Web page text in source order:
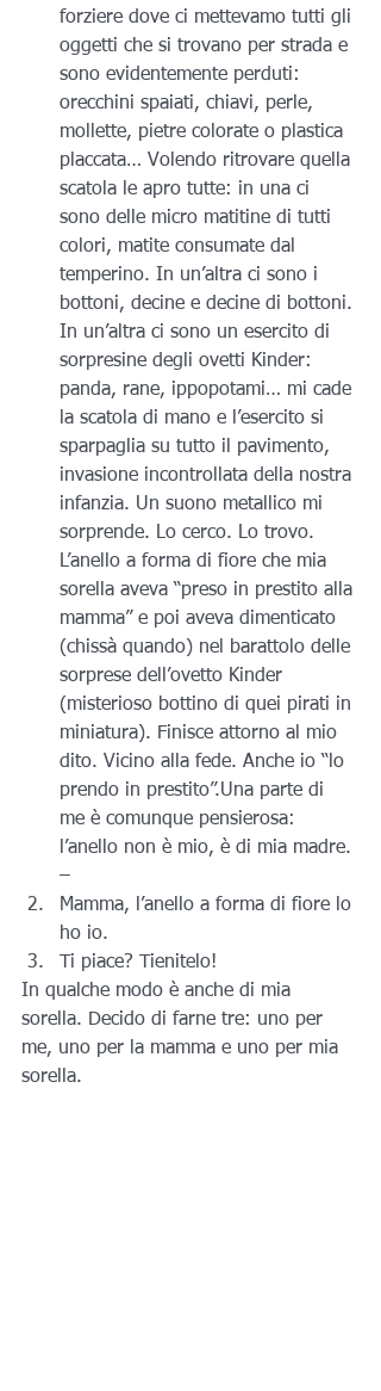
forziere dove ci mettevamo tutti gli
oggetti che si trovano per strada e
sono evidentemente perduti:
orecchini spaiati, chiavi, perle,
mollette, pietre colorate o plastica
placcata… Volendo ritrovare quella
scatola le apro tutte: in una ci
sono delle micro matitine di tutti
colori, matite consumate dal
temperino. In un’altra ci sono i
bottoni, decine e decine di bottoni.
In un’altra ci sono un esercito di
sorpresine degli ovetti Kinder:
panda, rane, ippopotami… mi cade
la scatola di mano e l’esercito si
sparpaglia su tutto il pavimento,
invasione incontrollata della nostra
infanzia. Un suono metallico mi
sorprende. Lo cerco. Lo trovo.
L’anello a forma di fiore che mia
sorella aveva “preso in prestito alla
mamma” e poi aveva dimenticato
(chissà quando) nel barattolo delle
sorprese dell’ovetto Kinder
(misterioso bottino di quei pirati in
miniatura). Finisce attorno al mio
dito. Vicino alla fede. Anche io “lo
prendo in prestito”.Una parte di
me è comunque pensierosa:
l’anello non è mio, è di mia madre.
–
Mamma, l’anello a forma di fiore lo
ho io.
Ti piace? Tienitelo!
In qualche modo è anche di mia
sorella. Decido di farne tre: uno per
me, uno per la mamma e uno per mia
sorella.